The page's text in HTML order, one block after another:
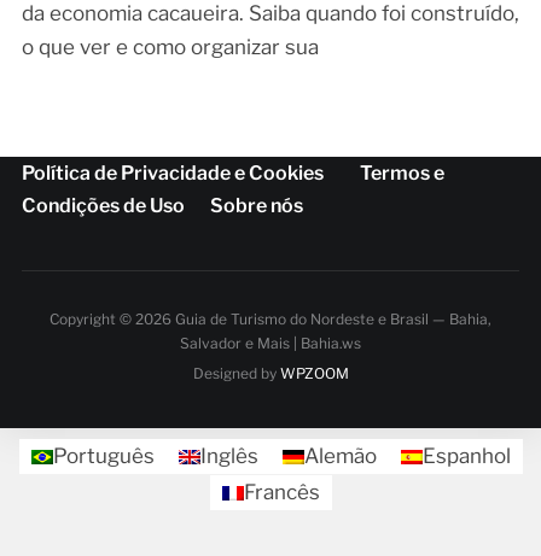
da economia cacaueira. Saiba quando foi construído,
o que ver e como organizar sua
Política de Privacidade e Cookies
Termos e
Condições de Uso
Sobre nós
Copyright © 2026 Guia de Turismo do Nordeste e Brasil — Bahia,
Salvador e Mais | Bahia.ws
Designed by WPZOOM
Português Inglês Alemão
Espanhol
Francês